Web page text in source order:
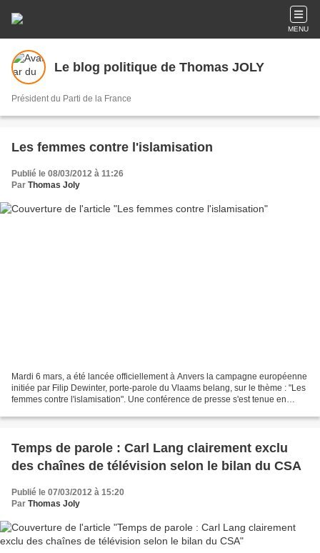
MENU
Le blog politique de Thomas JOLY
Président du Parti de la France
Les femmes contre l'islamisation
Publié le 08/03/2012 à 11:26
Par Thomas Joly
Mardi 6 mars, a été lancée officiellement à Anvers la campagne européenne
initiée par Filip Dewinter, porte-parole du Vlaams belang, sur le thème : "Les
femmes contre l'islamisation". Une conférence de presse s'est tenue en
Temps de parole : Carl Lang clairement exclu
des chaînes de télévision selon le bilan du CSA
Publié le 07/03/2012 à 15:20
Par Thomas Joly